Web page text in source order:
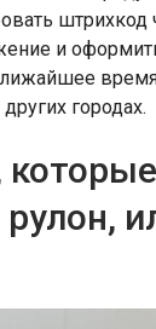
штрихкод
и
городах.